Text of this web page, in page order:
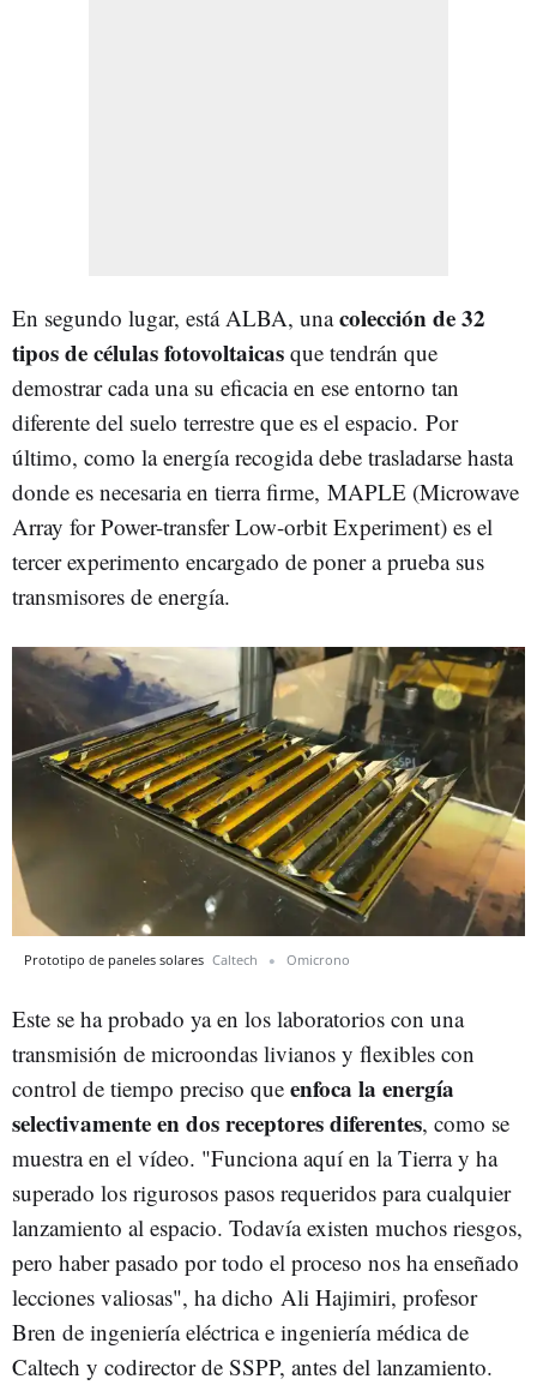
En segundo lugar, está ALBA, unacolección de 32
tipos de células fotovoltaicas que tendrán que
demostrar cada una su eficacia en ese entorno tan
diferente del suelo terrestre que es el espacio. Por
último, como la energía recogida debe trasladarse hasta
donde es necesaria en tierra firme, MAPLE (Microwave
Array for Power-transfer Low-orbit Experiment) es el
tercer experimento encargado de poner a prueba sus
transmisores de energía.
Prototipo de paneles solares Caltech Omicrono
Este se ha probado ya en los laboratorios con una
transmisión de microondas livianos y flexibles con
control de tiempo preciso que enfoca la energía
selectivamente en dos receptores diferentes, como se
muestra en el vídeo. "Funciona aquí en la Tierra y ha
superado los rigurosos pasos requeridos para cualquier
lanzamiento al espacio. Todavía existen muchos riesgos,
pero haber pasado por todo el proceso nos ha enseñado
lecciones valiosas", ha dicho Ali Hajimiri, profesor
Bren de ingeniería eléctrica e ingeniería médica de
Caltech y codirector de SSPP, antes del lanzamiento.